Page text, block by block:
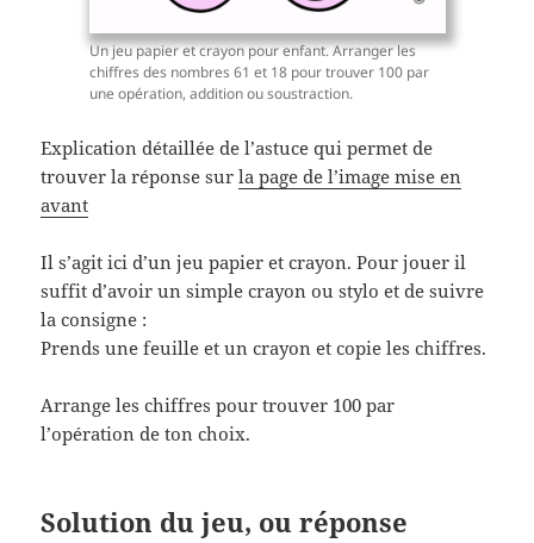
Un jeu papier et crayon pour enfant. Arranger les
chiffres des nombres 61 et 18 pour trouver 100 par
une opération, addition ou soustraction.
Explication détaillée de l’astuce qui permet de
trouver la réponse surla page de l’image mise en
avant
Il s’agit ici d’un jeu papier et crayon. Pour jouer il
suffit d’avoir un simple crayon ou stylo et de suivre
la consigne :
Prends une feuille et un crayon et copie les chiffres.
Arrange les chiffres pour trouver 100 par
l’opération de ton choix.
Solution du jeu, ou réponse